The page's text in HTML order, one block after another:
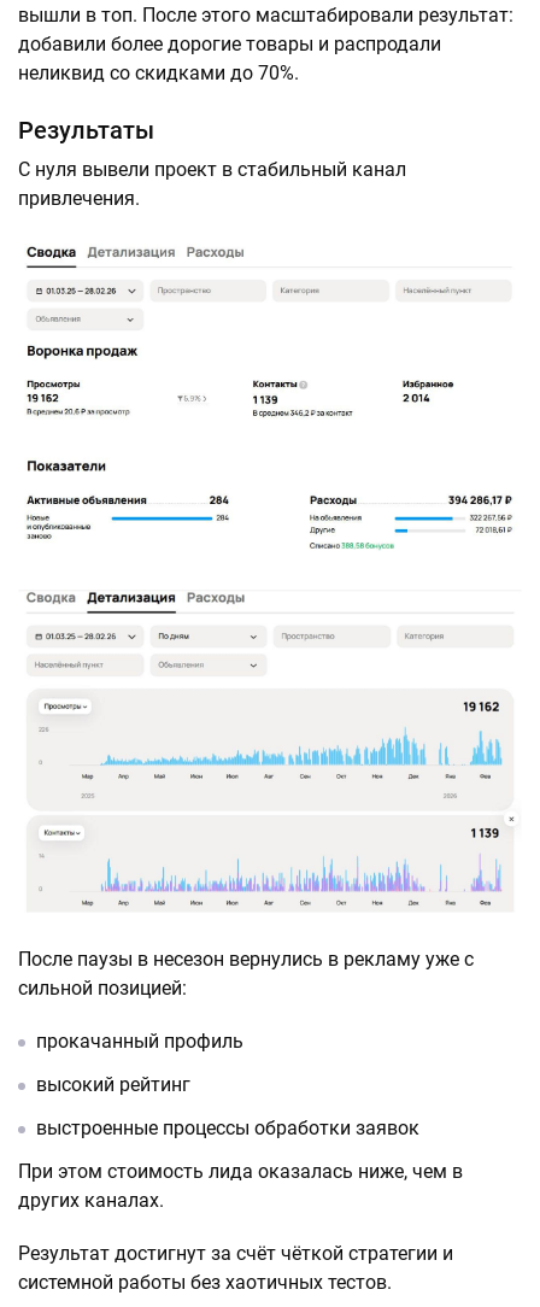
вышли в топ. После этого масштабировали результат:
добавили более дорогие товары и распродали
неликвид со скидками до 70%.
Результаты
С нуля вывели проект в стабильный канал
привлечения.
После паузы в несезон вернулись в рекламу уже с
сильной позицией:
прокачанный профиль
высокий рейтинг
выстроенные процессы обработки заявок
При этом стоимость лида оказалась ниже, чем в
других каналах.
Результат достигнут за счёт чёткой стратегии и
системной работы без хаотичных тестов.